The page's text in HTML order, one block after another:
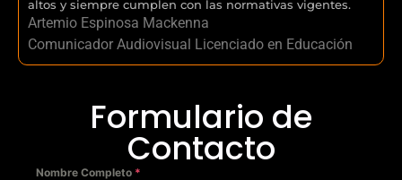
altos y siempre cumplen con las normativas vigentes.
Artemio Espinosa Mackenna
Comunicador Audiovisual Licenciado en Educación
Formulario de
Contacto
Nombre Completo *